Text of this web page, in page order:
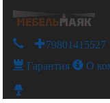
+79801415527
Гарантия О